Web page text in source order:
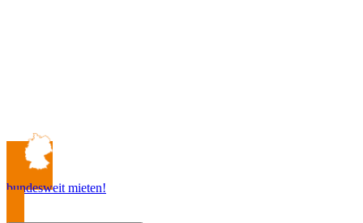
bundesweit mieten!